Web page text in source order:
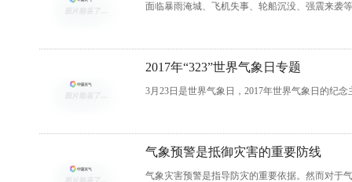
面临暴雨淹城、飞机失事、轮船沉没、强震来袭
2017年“323”世界气象日专题
3月23日是世界气象日，2017年世界气象日的纪念
气象预警是抵御灾害的重要防线
气象灾害预警是指导防灾的重要依据。然而对于